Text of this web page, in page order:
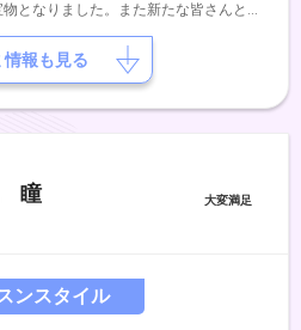
となりました。また新たな皆さんと良
思いますまた、いくつかの項目からや
頂き カスタマイズしてレッスンに組み
。よろしくお願いします。
情報も見る
瞳
ンスタイル